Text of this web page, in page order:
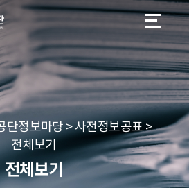
본문 바로가기
메뉴 바로가기
단정보마당 > 사전정보공표 >
전체보기
전체보기